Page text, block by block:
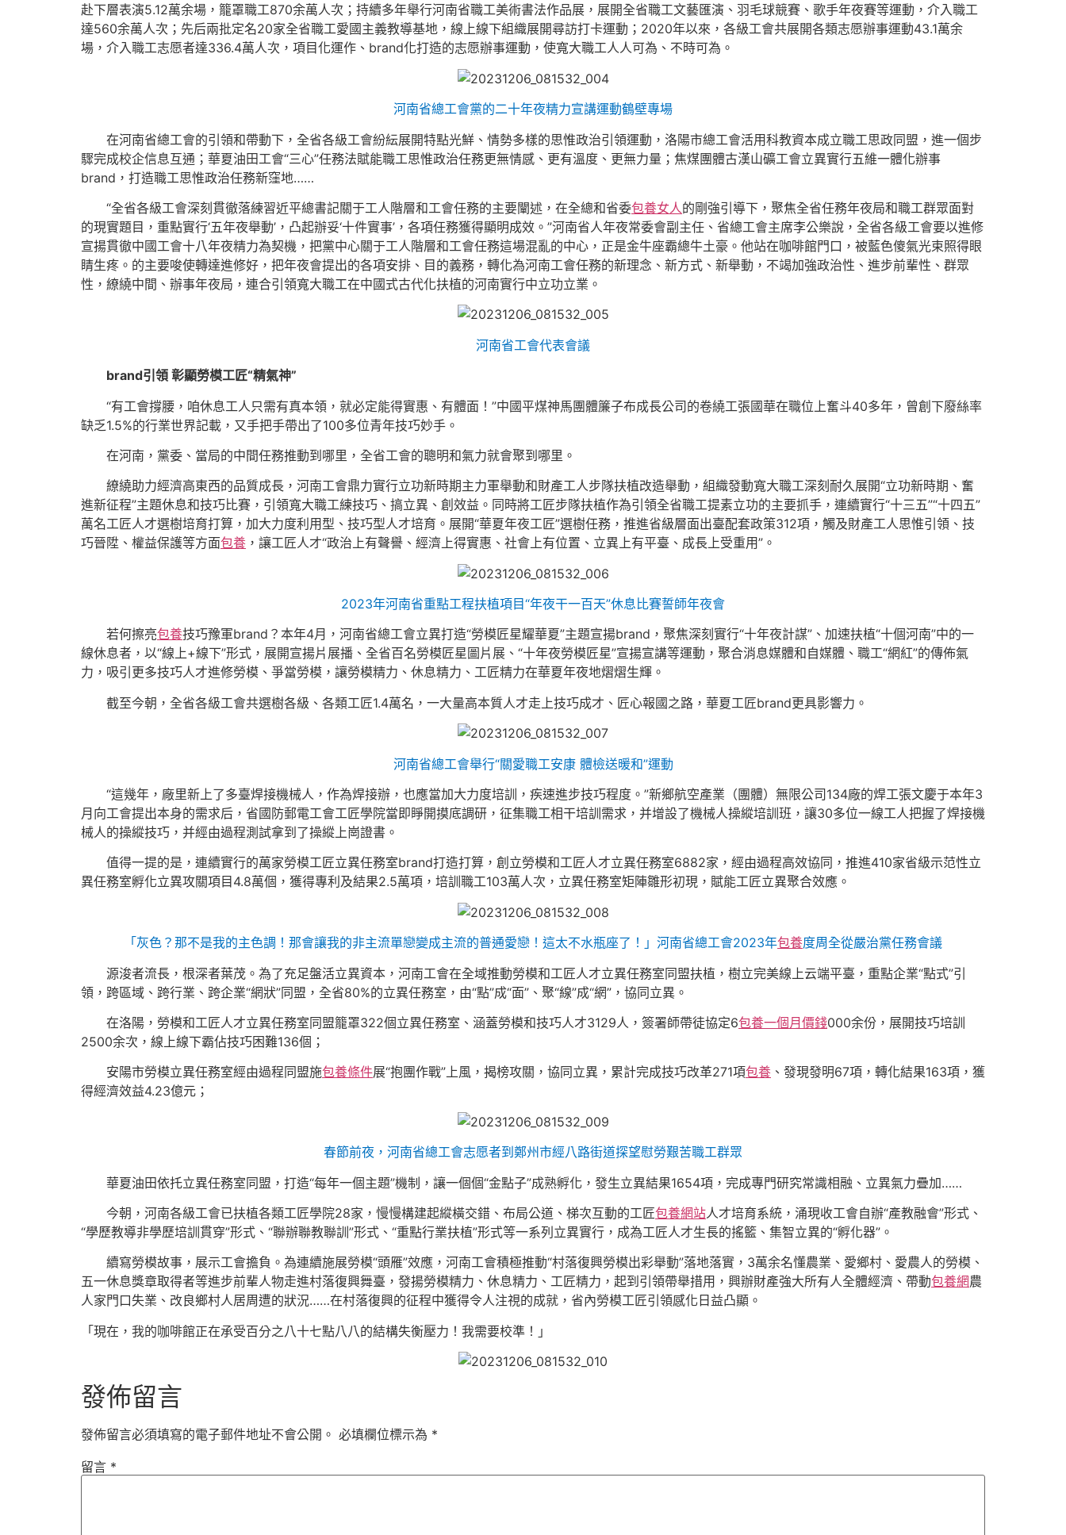
赴下層表演5.12萬余場，籠罩職工870余萬人次；持續多年舉行河南省職工美術書法作品展，展開全省職工文藝匯演、羽毛球競賽、歌手年夜賽等運動，介入職工
達560余萬人次；先后兩批定名20家全省職工愛國主義教導基地，線上線下組織展開尋訪打卡運動；2020年以來，各級工會共展開各類志愿辦事運動43.1萬余
場，介入職工志愿者達336.4萬人次，項目化運作、brand化打造的志愿辦事運動，使寬大職工人人可為、不時可為。
河南省總工會黨的二十年夜精力宣講運動鶴壁專場
在河南省總工會的引領和帶動下，全省各級工會紛紜展開特點光鮮、情勢多樣的思惟政治引領運動，洛陽市總工會活用科教資本成立職工思政同盟，進一個步
驟完成校企信息互通；華夏油田工會“三心”任務法賦能職工思惟政治任務更無情感、更有溫度、更無力量；焦煤團體古漢山礦工會立異實行五維一體化辦事
brand，打造職工思惟政治任務新窪地……
“全省各級工會深刻貫徹落練習近平總書記關于工人階層和工會任務的主要闡述，在全總和省委包養女人的剛強引導下，聚焦全省任務年夜局和職工群眾面對
的現實題目，重點實行‘五年夜舉動’，凸起辦妥‘十件實事’，各項任務獲得顯明成效。”河南省人年夜常委會副主任、省總工會主席李公樂說，全省各級工會要以進修
宣揚貫徹中國工會十八年夜精力為契機，把黨中心關于工人階層和工會任務這場混亂的中心，正是金牛座霸總牛土豪。他站在咖啡館門口，被藍色傻氣光束照得眼
睛生疼。的主要唆使轉達進修好，把年夜會提出的各項安排、目的義務，轉化為河南工會任務的新理念、新方式、新舉動，不竭加強政治性、進步前輩性、群眾
性，繚繞中間、辦事年夜局，連合引領寬大職工在中國式古代化扶植的河南實行中立功立業。
河南省工會代表會議
brand引領 彰顯勞模工匠“精氣神”
“有工會撐腰，咱休息工人只需有真本領，就必定能得實惠、有體面！”中國平煤神馬團體簾子布成長公司的卷繞工張國華在職位上奮斗40多年，曾創下廢絲率
缺乏1.5%的行業世界記載，又手把手帶出了100多位青年技巧妙手。
在河南，黨委、當局的中間任務推動到哪里，全省工會的聰明和氣力就會聚到哪里。
繚繞助力經濟高東西的品質成長，河南工會鼎力實行立功新時期主力軍舉動和財產工人步隊扶植改造舉動，組織發動寬大職工深刻耐久展開“立功新時期、奮
進新征程”主題休息和技巧比賽，引領寬大職工練技巧、搞立異、創效益。同時將工匠步隊扶植作為引領全省職工提素立功的主要抓手，連續實行“十三五”“十四五”
萬名工匠人才選樹培育打算，加大力度利用型、技巧型人才培育。展開“華夏年夜工匠”選樹任務，推進省級層面出臺配套政策312項，觸及財產工人思惟引領、技
巧晉陞、權益保護等方面包養 ，讓工匠人才“政治上有聲譽、經濟上得實惠、社會上有位置、立異上有平臺、成長上受重用”。
2023年河南省重點工程扶植項目“年夜干一百天”休息比賽誓師年夜會
若何擦亮包養技巧豫軍brand？本年4月，河南省總工會立異打造“勞模匠星耀華夏”主題宣揚brand，聚焦深刻實行“十年夜計謀”、加速扶植“十個河南”中的一
線休息者，以“線上+線下”形式，展開宣揚片展播、全省百名勞模匠星圖片展、“十年夜勞模匠星”宣揚宣講等運動，聚合消息媒體和自媒體、職工“網紅”的傳佈氣
力，吸引更多技巧人才進修勞模、爭當勞模，讓勞模精力、休息精力、工匠精力在華夏年夜地熠熠生輝。
截至今朝，全省各級工會共選樹各級、各類工匠1.4萬名，一大量高本質人才走上技巧成才、匠心報國之路，華夏工匠brand更具影響力。
河南省總工會舉行“關愛職工安康 體檢送暖和”運動
“這幾年，廠里新上了多臺焊接機械人，作為焊接辦，也應當加大力度培訓，疾速進步技巧程度。”新鄉航空產業（團體）無限公司134廠的焊工張文慶于本年3
月向工會提出本身的需求后，省國防郵電工會工匠學院當即睜開摸底調研，征集職工相干培訓需求，并增設了機械人操縱培訓班，讓30多位一線工人把握了焊接機
械人的操縱技巧，并經由過程測試拿到了操縱上崗證書。
值得一提的是，連續實行的萬家勞模工匠立異任務室brand打造打算，創立勞模和工匠人才立異任務室6882家，經由過程高效協同，推進410家省級示范性立
異任務室孵化立異攻關項目4.8萬個，獲得專利及結果2.5萬項，培訓職工103萬人次，立異任務室矩陣雛形初現，賦能工匠立異聚合效應。
「灰色？那不是我的主色調！那會讓我的非主流單戀變成主流的普通愛戀！這太不水瓶座了！」河南省總工會2023年包養度周全從嚴治黨任務會議
源浚者流長，根深者葉茂。為了充足盤活立異資本，河南工會在全域推動勞模和工匠人才立異任務室同盟扶植，樹立完美線上云端平臺，重點企業“點式”引
領，跨區域、跨行業、跨企業“網狀”同盟，全省80%的立異任務室，由“點”成“面”、聚“線”成“網”，協同立異。
在洛陽，勞模和工匠人才立異任務室同盟籠罩322個立異任務室、涵蓋勞模和技巧人才3129人，簽署師帶徒協定6包養一個月價錢000余份，展開技巧培訓
2500余次，線上線下霸佔技巧困難136個；
安陽市勞模立異任務室經由過程同盟施包養條件展“抱團作戰”上風，揭榜攻關，協同立異，累計完成技巧改革271項包養 、發現發明67項，轉化結果163項，獲
得經濟效益4.23億元；
春節前夜，河南省總工會志愿者到鄭州市經八路街道探望慰勞艱苦職工群眾
華夏油田依托立異任務室同盟，打造“每年一個主題”機制，讓一個個“金點子”成熟孵化，發生立異結果1654項，完成專門研究常識相融、立異氣力疊加……
今朝，河南各級工會已扶植各類工匠學院28家，慢慢構建起縱橫交錯、布局公道、梯次互動的工匠包養網站人才培育系統，涌現收工會自辦“產教融會”形式、
“學歷教導非學歷培訓貫穿”形式、“聯辦聯教聯訓”形式、“重點行業扶植”形式等一系列立異實行，成為工匠人才生長的搖籃、集智立異的“孵化器”。
續寫勞模故事，展示工會擔負。為連續施展勞模“頭雁”效應，河南工會積極推動“村落復興勞模出彩舉動”落地落實，3萬余名懂農業、愛鄉村、愛農人的勞模、
五一休息獎章取得者等進步前輩人物走進村落復興舞臺，發揚勞模精力、休息精力、工匠精力，起到引領帶舉措用，興辦財產強大所有人全體經濟、帶動包養網農
人家門口失業、改良鄉村人居周遭的狀況……在村落復興的征程中獲得令人注視的成就，省內勞模工匠引領感化日益凸顯。
「現在，我的咖啡館正在承受百分之八十七點八八的結構失衡壓力！我需要校準！」
發佈留言
發佈留言必須填寫的電子郵件地址不會公開。 必填欄位標示為 *
留言 *